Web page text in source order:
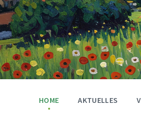
HOME AKTUELLES